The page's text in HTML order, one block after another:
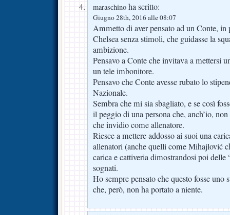
maraschino ha scritto:
Giugno 28th, 2016 alle 08:07
Ammetto di aver pensato ad un Conte,
Chelsea senza stimoli, che guidasse la
ambizione.
Pensavo a Conte che invitava a mettersi
un tele imbonitore.
Pensavo che Conte avesse rubato lo
Nazionale.
Sembra che mi sia sbagliato, e se così
il peggio di una persona che, anch’io,
che invidio come allenatore.
Riesce a mettere addosso ai suoi una
allenatori (anche quelli come Mihajlović
carica e cattiveria dimostrandosi poi
sognati.
Ho sempre pensato che questo fosse uno
che, però, non ha portato a niente.